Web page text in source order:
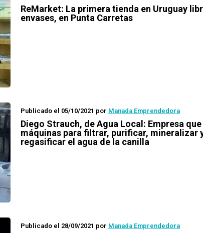
ReMarket: La primera tienda en Uruguay
envases, en Punta Carretas
Publicado el 05/10/2021 por Manada Emprendedora
Diego Strauch, de Agua Local: Empresa
máquinas para filtrar, purificar, mineralizar
regasificar el agua de la canilla
Publicado el 28/09/2021 por Manada Emprendedora